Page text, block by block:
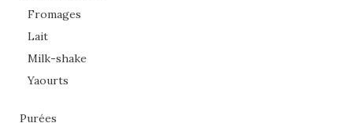
Fromages
Lait
Milk-shake
Yaourts
Purées